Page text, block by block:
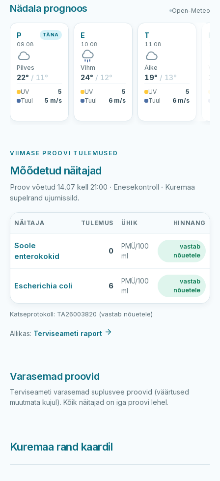
Nädala prognoos Open-Meteo
P
09.08
TÄNA
Pilves
22° / 11°
UV
5
Tuul
5 m/s
E
10.08
Vihm
24° / 12°
UV
5
Tuul
6 m/s
T
11.08
Äike
19° / 13°
UV
5
Tuul
6 m/s
K
VIIMASE PROOVI TULEMUSED
Mõõdetud näitajad
Proov võetud 14.07 kell 21:00 · Enesekontroll · Kuremaa
supelrand ujumissild.
ranna
viimase
mõõtmistulemused
NÄITAJA TULEMUS ÜHIK HINNANG
Soole
enterokokid
0
PMÜ/100
ml
vastab
nõuetele
Escherichia coli 6
PMÜ/100
ml
vastab
nõuetele
Katseprotokoll: TA26003820 (vastab nõuetele)
Allikas: Terviseameti raport
Varasemad proovid
Terviseameti varasemad suplusvee proovid (väärtused
muutmata kujul). Kõik näitajad on iga proovi lehel.
Kuremaa rand kaardil